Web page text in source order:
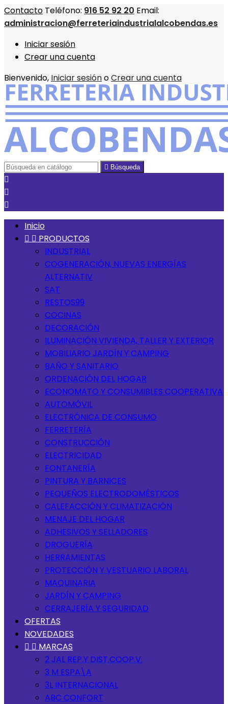
Contacto Teléfono: 916 52 92 20 Email:
administracion@ferreteriaindustrialalcobendas.es
Iniciar sesión
Crear una cuenta
Bienvenido, Iniciar sesiónoCrear una cuenta
 Búsqueda



Inicio
  PRODUCTOS
INDUSTRIAL
COGENERACIÓN, NUEVAS ENERGÍAS
ALTERNATIV
SAT
RESTOS99
COCINAS
DECORACIÓN
ILUMINACIÓN VIVIENDA, TALLER Y EXTERIOR
MOBILIARIO JARDÍN Y CAMPING
BAÑO Y SANITARIO
ORDENACIÓN DEL HOGAR
ECONOMATO Y CONSUMIBLES COOPERATIVA
AUTOMÓVIL
ELECTRÓNICA DE CONSUMO
FERRETERÍA
CONSTRUCCIÓN
ELECTRICIDAD
FONTANERÍA
PINTURA Y BARNICES
PEQUEÑOS ELECTRODOMÉSTICOS
CALEFACCIÓN Y CLIMATIZACIÓN
MENAJE DEL HOGAR
ADHESIVOS Y SELLADORES
DROGUERÍA
HERRAMIENTAS
PROTECCIÓN Y VESTUARIO LABORAL
MAQUINARIA
JARDÍN Y CAMPING
CERRAJERÍA Y SEGURIDAD
OFERTAS
NOVEDADES
  MARCAS
2 JAL REP.Y DIST.COOP.V.
3 M ESPA\A
3L INTERNACIONAL
ABC CONFORT